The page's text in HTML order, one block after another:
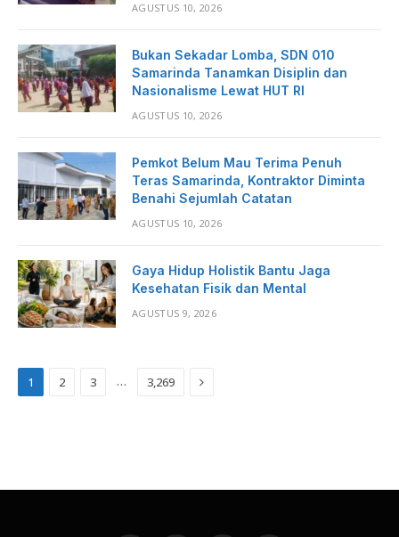
AGUSTUS 10, 2026
Bukan Sekadar Lomba, SDN 010
Samarinda Tanamkan Disiplin dan
Nasionalisme Lewat HUT RI
AGUSTUS 10, 2026
Pemkot Belum Mau Terima Penuh
Teras Samarinda, Kontraktor Diminta
Benahi Sejumlah Catatan
AGUSTUS 10, 2026
Gaya Hidup Holistik Bantu Jaga
Kesehatan Fisik dan Mental
AGUSTUS 9, 2026
1 2 3 … 3,269 Next